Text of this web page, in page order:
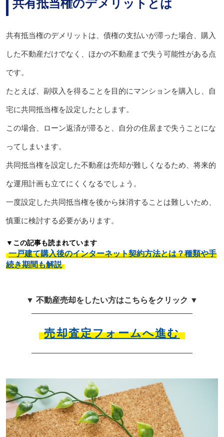
共有抵当権のデメリットとは
共有抵当権のデメリットは、債権の支払いが滞った場合、購入
した不動産だけでなく、ほかの不動産まで失う可能性がある点
です。
たとえば、副収入を得ることを目的にマンションを購入し、自
宅に共同抵当権を設定したとします。
この場合、ローン返済が滞ると、自分の住居まで失うことにな
ってしまいます。
共同抵当権を設定した不動産は売却が難しくなるため、将来的
な運用計画も立てにくくなるでしょう。
一度設定した共同抵当権を後から抹消することは難しいため、
慎重に検討する必要があります。
▼この記事も読まれています
一戸建て購入後のインターネット契約方法とは？種類や手
続き期間も解説
▼ 不動産売却をしたい方はこちらをクリック ▼
売却査定フォームへ進む